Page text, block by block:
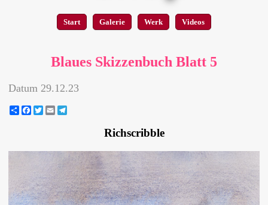
Start Galerie Werk Videos
Blaues Skizzenbuch Blatt 5
Datum 29.12.23
ShareFacebook
Twitter
Email
Richscribble